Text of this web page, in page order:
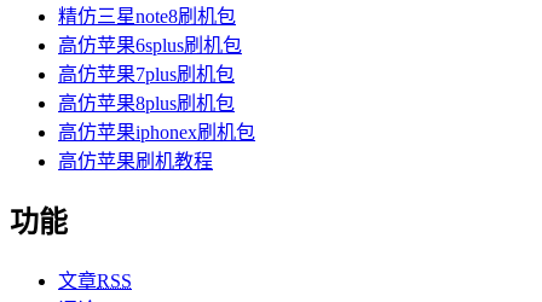
精仿三星note8刷机包
高仿苹果6splus刷机包
高仿苹果7plus刷机包
高仿苹果8plus刷机包
高仿苹果iphonex刷机包
高仿苹果刷机教程
功能
文章RSS